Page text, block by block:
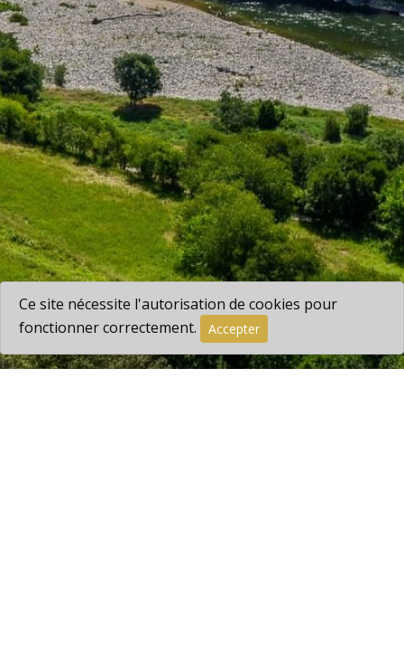
Ce site nécessite l'autorisation de cookies pour
fonctionner correctement.
Accepter